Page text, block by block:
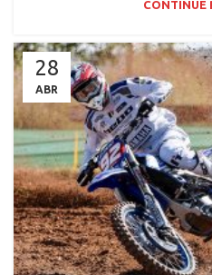
CONTINUE
28
ABR